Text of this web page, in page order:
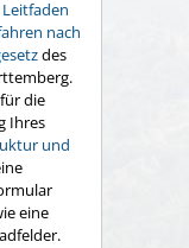
Leitfaden
nach
des
die
Ihres
und
eine